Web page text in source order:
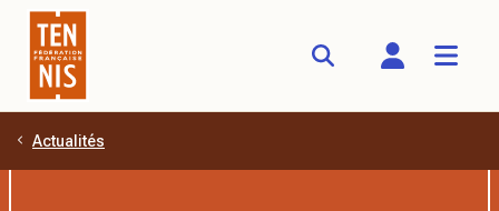
Aller au contenu principal
Actualités